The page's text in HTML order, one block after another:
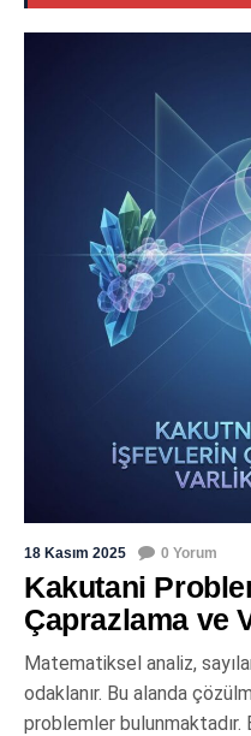
18 Kasım 2025 0 Yorum
Kakutani
Çaprazlama ve
Matematiksel analiz,
odaklanır. Bu alanda
problemler bulunmaktadır.